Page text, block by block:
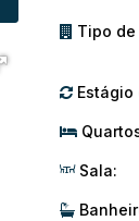
Tipo de
Estágio
Sala: